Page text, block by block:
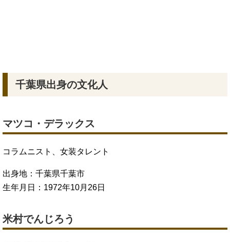
千葉県出身の文化人
マツコ・デラックス
コラムニスト、女装タレント
出身地：千葉県千葉市
生年月日：1972年10月26日
米村でんじろう